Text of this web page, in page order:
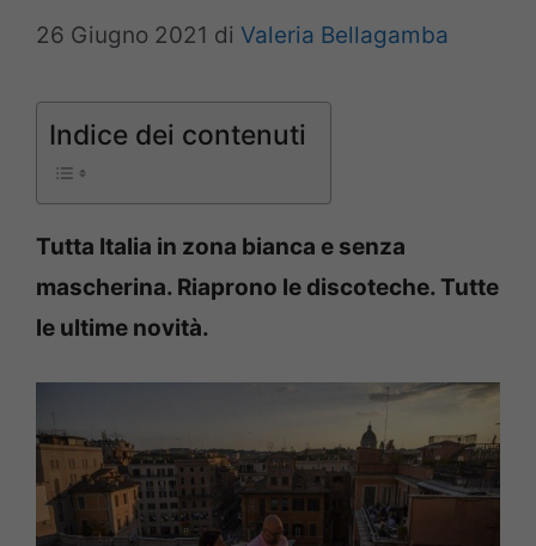
26 Giugno 2021 di Valeria Bellagamba
Indice dei contenuti
Tutta Italia in zona bianca e senza
mascherina. Riaprono le discoteche. Tutte
le ultime novità.